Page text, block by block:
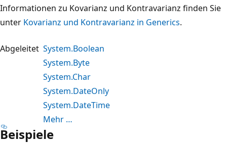
Informationen zu Kovarianz und Kontravarianz finden Sie
unter Kovarianz und Kontravarianz in Generics.
Abgeleitet System.Boolean
System.Byte
System.Char
System.DateOnly
System.DateTime
Mehr …
Beispiele